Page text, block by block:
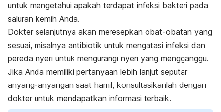
untuk mengetahui apakah terdapat infeksi bakteri pada
saluran kemih Anda.
Dokter selanjutnya akan meresepkan obat-obatan yang
sesuai, misalnya antibiotik untuk mengatasi infeksi dan
pereda nyeri untuk mengurangi nyeri yang mengganggu.
Jika Anda memiliki pertanyaan lebih lanjut seputar
anyang-anyangan saat hamil, konsultasikanlah dengan
dokter untuk mendapatkan informasi terbaik.